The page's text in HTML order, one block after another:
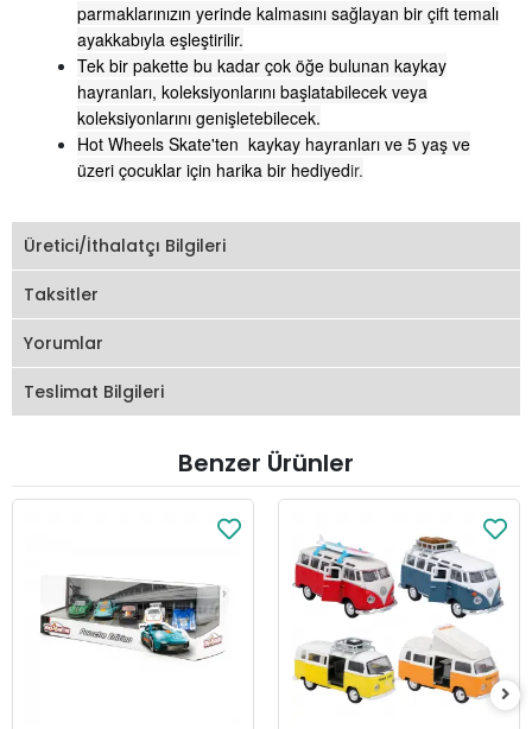
parmaklarınızın yerinde kalmasını sağlayan bir çift temalı
ayakkabıyla eşleştirilir.
Tek bir pakette bu kadar çok öğe bulunan kaykay
hayranları, koleksiyonlarını başlatabilecek veya
koleksiyonlarını genişletebilecek.
Hot Wheels Skate'ten kaykay hayranları ve 5 yaş ve
üzeri çocuklar için harika bir hediyedir.
Üretici/İthalatçı Bilgileri
Taksitler
Yorumlar
Teslimat Bilgileri
Benzer Ürünler